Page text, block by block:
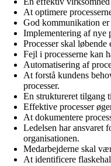
At optimere
God kommunikation er
Implementering af nye
Processer skal løbende
Fejl i processerne kan
Automatisering af
At forstå kundens
processer.
En struktureret tilgang
Effektive processer
At dokumentere
Ledelsen har ansvaret
organisationen.
Medarbejderne skal
At identificere